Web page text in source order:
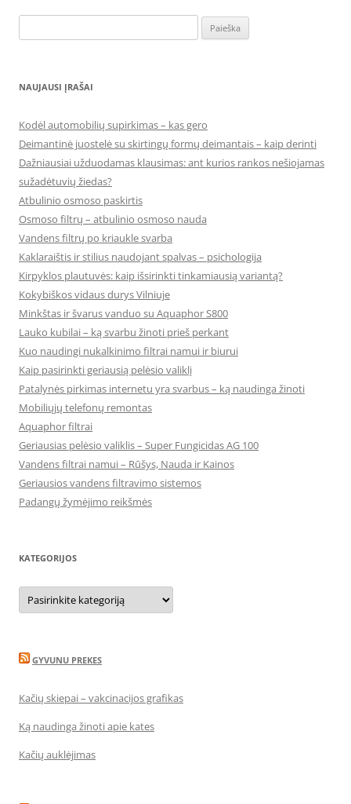
NAUJAUSI ĮRAŠAI
Kodėl automobilių supirkimas – kas gero
Deimantinė juostelė su skirtingų formų deimantais – kaip derinti
Dažniausiai užduodamas klausimas: ant kurios rankos nešiojamas
sužadėtuvių žiedas?
Atbulinio osmoso paskirtis
Osmoso filtrų – atbulinio osmoso nauda
Vandens filtrų po kriaukle svarba
Kaklaraištis ir stilius naudojant spalvas – psichologija
Kirpyklos plautuvės: kaip išsirinkti tinkamiausią variantą?
Kokybiškos vidaus durys Vilniuje
Minkštas ir švarus vanduo su Aquaphor S800
Lauko kubilai – ką svarbu žinoti prieš perkant
Kuo naudingi nukalkinimo filtrai namui ir biurui
Kaip pasirinkti geriausią pelėsio valiklį
Patalynės pirkimas internetu yra svarbus – ką naudinga žinoti
Mobiliųjų telefonų remontas
Aquaphor filtrai
Geriausias pelėsio valiklis – Super Fungicidas AG 100
Vandens filtrai namui – Rūšys, Nauda ir Kainos
Geriausios vandens filtravimo sistemos
Padangų žymėjimo reikšmės
KATEGORIJOS
Kategorijos
GYVUNU PREKES
Kačių skiepai – vakcinacijos grafikas
Ką naudinga žinoti apie kates
Kačių auklėjimas